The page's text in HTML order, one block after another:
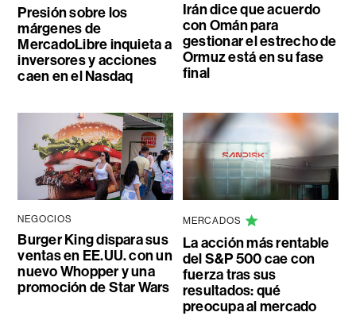
Presión sobre los
márgenes de
MercadoLibre inquieta a
inversores y acciones
caen en el Nasdaq
Irán dice que acuerdo
con Omán para
gestionar el estrecho de
Ormuz está en su fase
final
NEGOCIOS
Burger King dispara sus
ventas en EE.UU. con un
nuevo Whopper y una
promoción de Star Wars
MERCADOS
La acción más rentable
del S&P 500 cae con
fuerza tras sus
resultados: qué
preocupa al mercado